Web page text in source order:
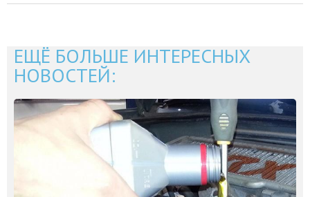
ЕЩЁ БОЛЬШЕ ИНТЕРЕСНЫХ
НОВОСТЕЙ: